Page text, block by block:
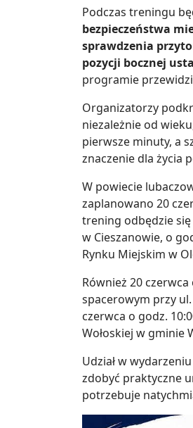
Podczas treningu
bezpieczeństwa
sprawdzenia
pozycji bocznej
programie
Organizatorzy
niezależnie od
pierwsze minuty, a
znaczenie dla życia
W powiecie
zaplanowano 20
trening odbędzie się
w Cieszanowie, o
Rynku Miejskim w
Również 20
spacerowym przy
czerwca o godz.
Wołoskiej w gminie
Udział w
zdobyć praktyczne
potrzebuje